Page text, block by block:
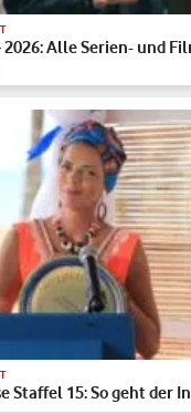
2026: Alle Serien- und
Staffel 15: So geht der